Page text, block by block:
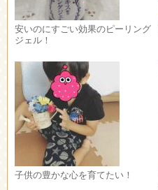
安いのにすごい効果のピーリング
ジェル！
子供の豊かな心を育てたい！